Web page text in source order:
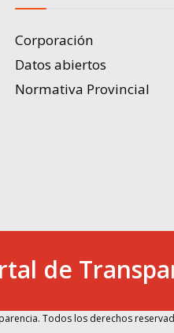
Corporación
Datos abiertos
Normativa Provincial
de
Todos los derechos